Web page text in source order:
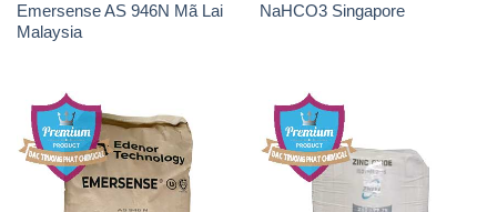
Emersense AS 946N Mã Lai
Malaysia
NaHCO3 Singapore